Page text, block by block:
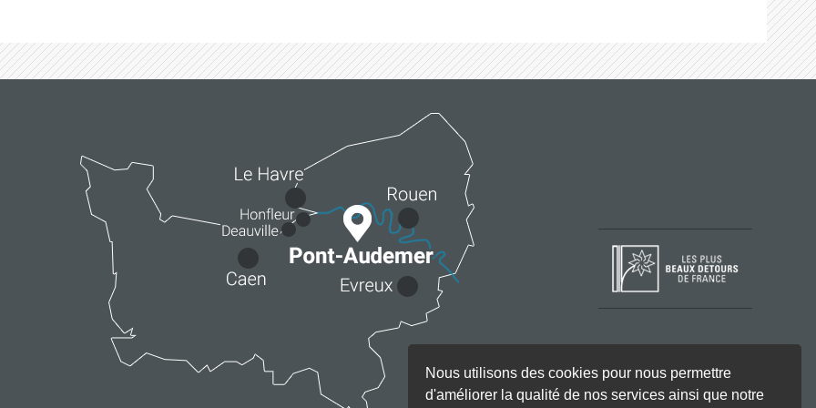
Nous utilisons des cookies pour nous permettre
d'améliorer la qualité de nos services ainsi que notre